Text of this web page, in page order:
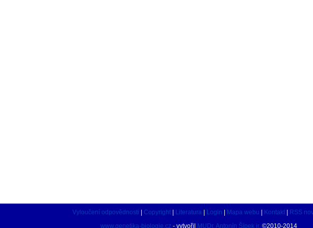
Vyloučení odpovědnosti Copyright Literatura Login Mapa webu Kontakt
RSS
www.genetika-biologie.cz - vytvořil MUDr. Antonín Šípek jr. ©2010-2014